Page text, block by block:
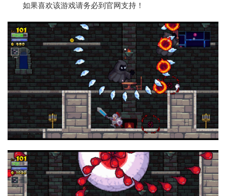
如果喜欢该游戏请务必到官网支持！